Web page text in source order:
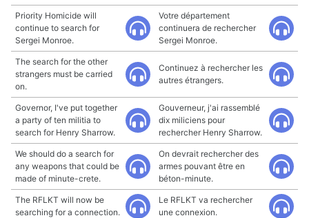
Priority Homicide will
continue to search for
Sergei Monroe.
Votre département
continuera de rechercher
Sergei Monroe.
The search for the other
strangers must be carried
on.
Continuez à rechercher les
autres étrangers.
Governor, I've put together
a party of ten militia to
search for Henry Sharrow.
Gouverneur, j'ai rassemblé
dix miliciens pour
rechercher Henry Sharrow.
We should do a search for
any weapons that could be
made of minute-crete.
On devrait rechercher des
armes pouvant être en
béton-minute.
The RFLKT will now be
searching for a connection.
Le RFLKT va rechercher
une connexion.